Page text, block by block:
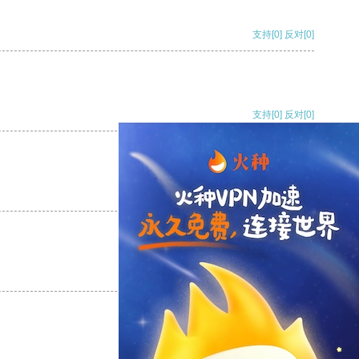
支持[0] 反对[0]
支持[0] 反对[0]
支持[0] 反对
支持
反对 [0]